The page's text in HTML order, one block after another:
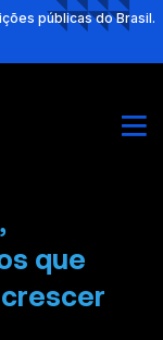
públicas do Brasil.
que